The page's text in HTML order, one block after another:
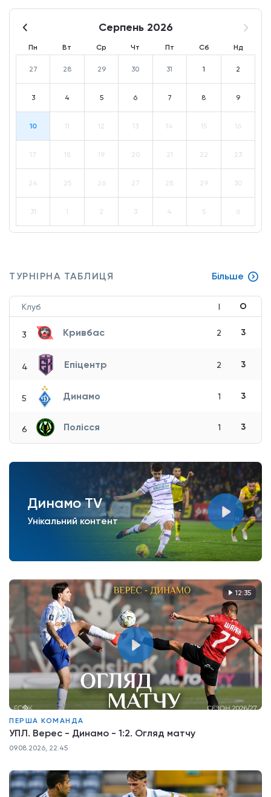
Серпень 2026
Пн Вт Ср Чт Пт Сб Нд
27 28 29 30 31 1 2
3 4 5 6 7 8 9
10 11 12 13 14 15 16
17 18 19 20 21 22 23
24 25 26 27 28 29 30
31 1 2 3 4 5 6
ТУРНІРНА ТАБЛИЦЯ Більше
Клуб І О
3 Кривбас 2 3
4 Епіцентр 2 3
5 Динамо 1 3
6 Полісся 1 3
Динамо TV
Унікальний контент
12:35
ПЕРША КОМАНДА
УПЛ. Верес - Динамо - 1:2. Огляд матчу
09.08.2026, 22:45